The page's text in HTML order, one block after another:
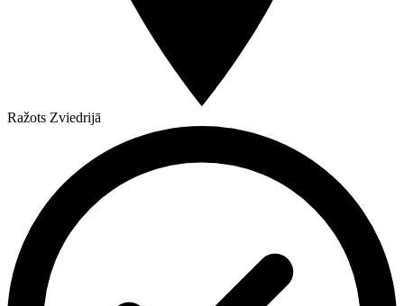
Ražots Zviedrijā